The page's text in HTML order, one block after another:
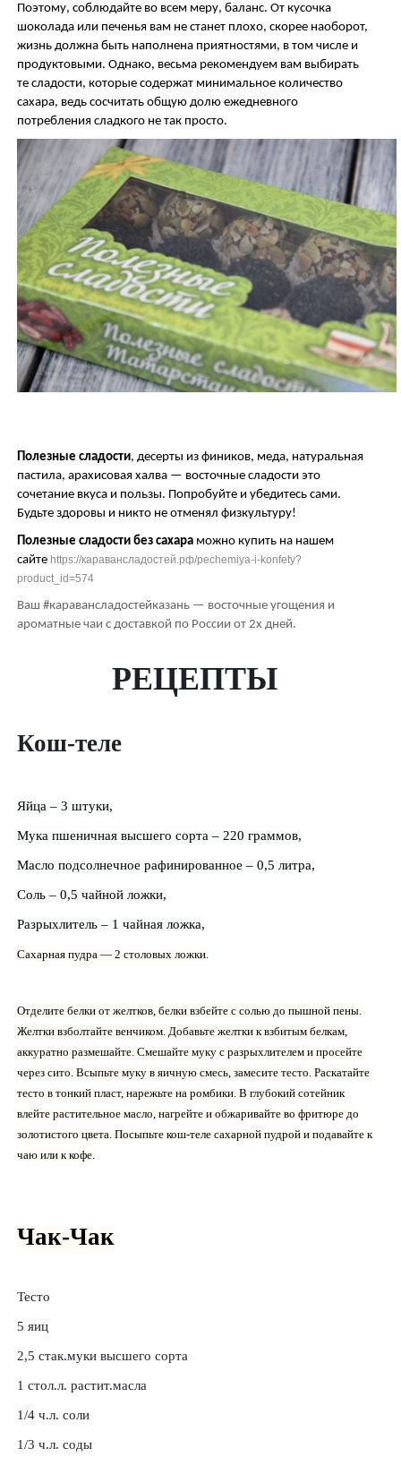
Поэтому, соблюдайте во всем меру, баланс. От кусочка
шоколада или печенья вам не станет плохо, скорее наоборот,
жизнь должна быть наполнена приятностями, в том числе и
продуктовыми. Однако, весьма рекомендуем вам выбирать
те сладости, которые содержат минимальное количество
сахара, ведь сосчитать общую долю ежедневного
потребления сладкого не так просто.
Полезные сладости, десерты из фиников, меда, натуральная
пастила, арахисовая халва — восточные сладости это
сочетание вкуса и пользы. Попробуйте и убедитесь сами.
Будьте здоровы и никто не отменял физкультуру!
Полезные сладости без сахара можно купить на нашем
сайте https://каравансладостей.рф/pechemiya-i-konfety?
product_id=574
Ваш #каравансладостейказань — восточные угощения и
ароматные чаи с доставкой по России от 2х дней.
РЕЦЕПТЫ
Кош-теле
Яйца – 3 штуки,
Мука пшеничная высшего сорта – 220 граммов,
Масло подсолнечное рафинированное – 0,5 литра,
Соль – 0,5 чайной ложки,
Разрыхлитель – 1 чайная ложка,
Сахарная пудра — 2 столовых ложки.
Отделите белки от желтков, белки взбейте с солью до пышной пены.
Желтки взболтайте венчиком. Добавьте желтки к взбитым белкам,
аккуратно размешайте. Смешайте муку с разрыхлителем и просейте
через сито. Всыпьте муку в яичную смесь, замесите тесто. Раскатайте
тесто в тонкий пласт, нарежьте на ромбики. В глубокий сотейник
влейте растительное масло, нагрейте и обжаривайте во фритюре до
золотистого цвета. Посыпьте кош-теле сахарной пудрой и подавайте к
чаю или к кофе.
Чак-Чак
Тесто
5 яиц
2,5 стак.муки высшего сорта
1 стол.л. растит.масла
1/4 ч.л. соли
1/3 ч.л. соды